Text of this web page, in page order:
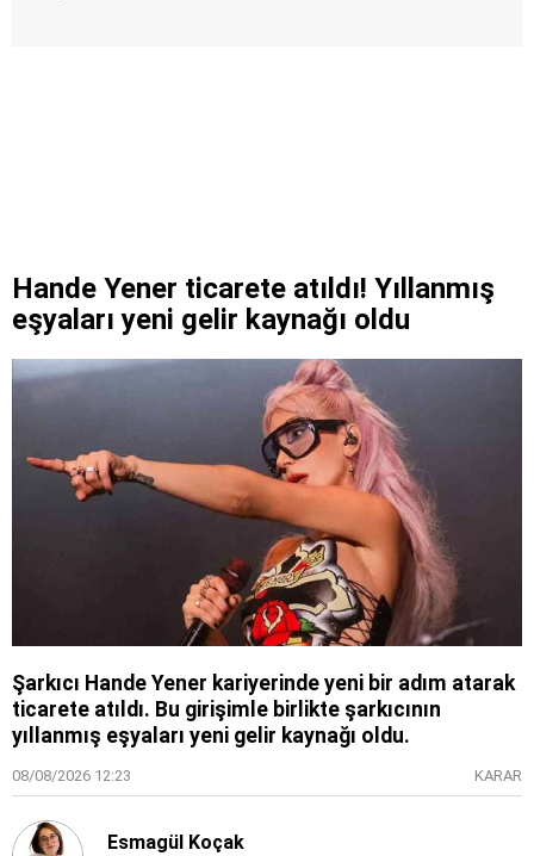
Hande Yener ticarete atıldı! Yıllanmış
eşyaları yeni gelir kaynağı oldu
Şarkıcı Hande Yener kariyerinde yeni bir adım atarak
ticarete atıldı. Bu girişimle birlikte şarkıcının
yıllanmış eşyaları yeni gelir kaynağı oldu.
08/08/2026 12:23 KARAR
Esmagül Koçak